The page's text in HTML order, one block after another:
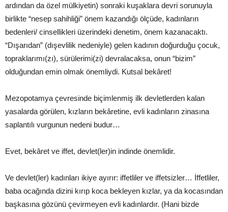
ardından da özel mülkiyetin) sonraki kuşaklara devri sorunuyla
birlikte “nesep sahihliği” önem kazandığı ölçüde, kadınların
bedenleri/ cinsellikleri üzerindeki denetim, önem kazanacaktı.
“Dışarıdan” (dışevlilik nedeniyle) gelen kadının doğurduğu çocuk,
topraklarımı(zı), sürülerimi(zi) devralacaksa, onun “bizim”
olduğundan emin olmak önemliydi. Kutsal bekâret!
Mezopotamya çevresinde biçimlenmiş ilk devletlerden kalan
yasalarda görülen, kızların bekâretine, evli kadınların zinasına
saplantılı vurgunun nedeni budur…
Evet, bekâret ve iffet, devlet(ler)in indinde önemlidir.
Ve devlet(ler) kadınları ikiye ayırır: iffetliler ve iffetsizler… İffetliler,
baba ocağında dizini kırıp koca bekleyen kızlar, ya da kocasından
başkasına gözünü çevirmeyen evli kadınlardır. (Hani bizde